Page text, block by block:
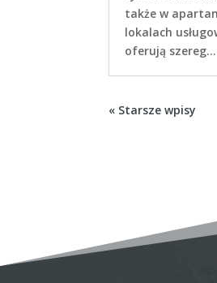
także w
lokalach
oferują szereg...
« Starsze wpisy